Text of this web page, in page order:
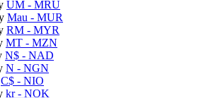
UM - MRU
Mau - MUR
RM - MYR
MT - MZN
N$ - NAD
N - NGN
C$ - NIO
kr- NOK